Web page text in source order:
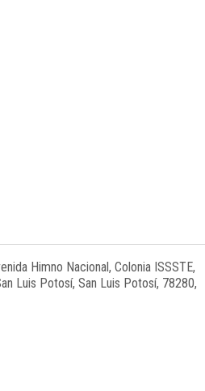
Himno Nacional, Colonia ISSSTE,
Luis Potosí, San Luis Potosí, 78280,